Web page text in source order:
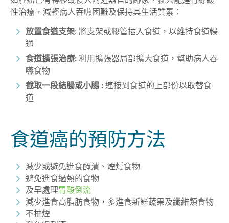
性治療，減輕病人吞嚥困難及保持其生活質素：
放置食道支架: 將支架或膠管插入食道，以維持食道暢
通
食道擴張治療: 利用擴張器局部擴大食道，幫助病人吞
嚥食物
截取一段結腸或小腸 : 連接到食道的上部份以取替食
道
食道癌的預防方法
減少或避免進食醃漬、煙燻食物
避免進食過熱的食物
及早處理胃酸倒流
減少進食高脂肪食物，多進食新鮮蔬果及纖維類食物
不抽煙